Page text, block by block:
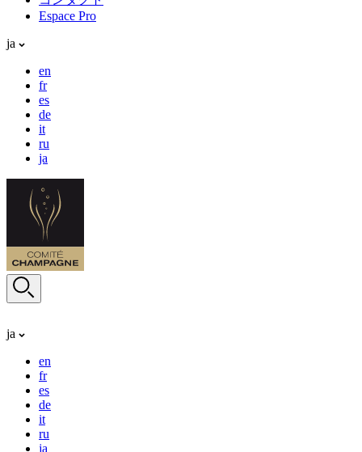
Espace Pro
ja
en
fr
es
de
it
ru
ja
ja
en
fr
es
de
it
ru
ja